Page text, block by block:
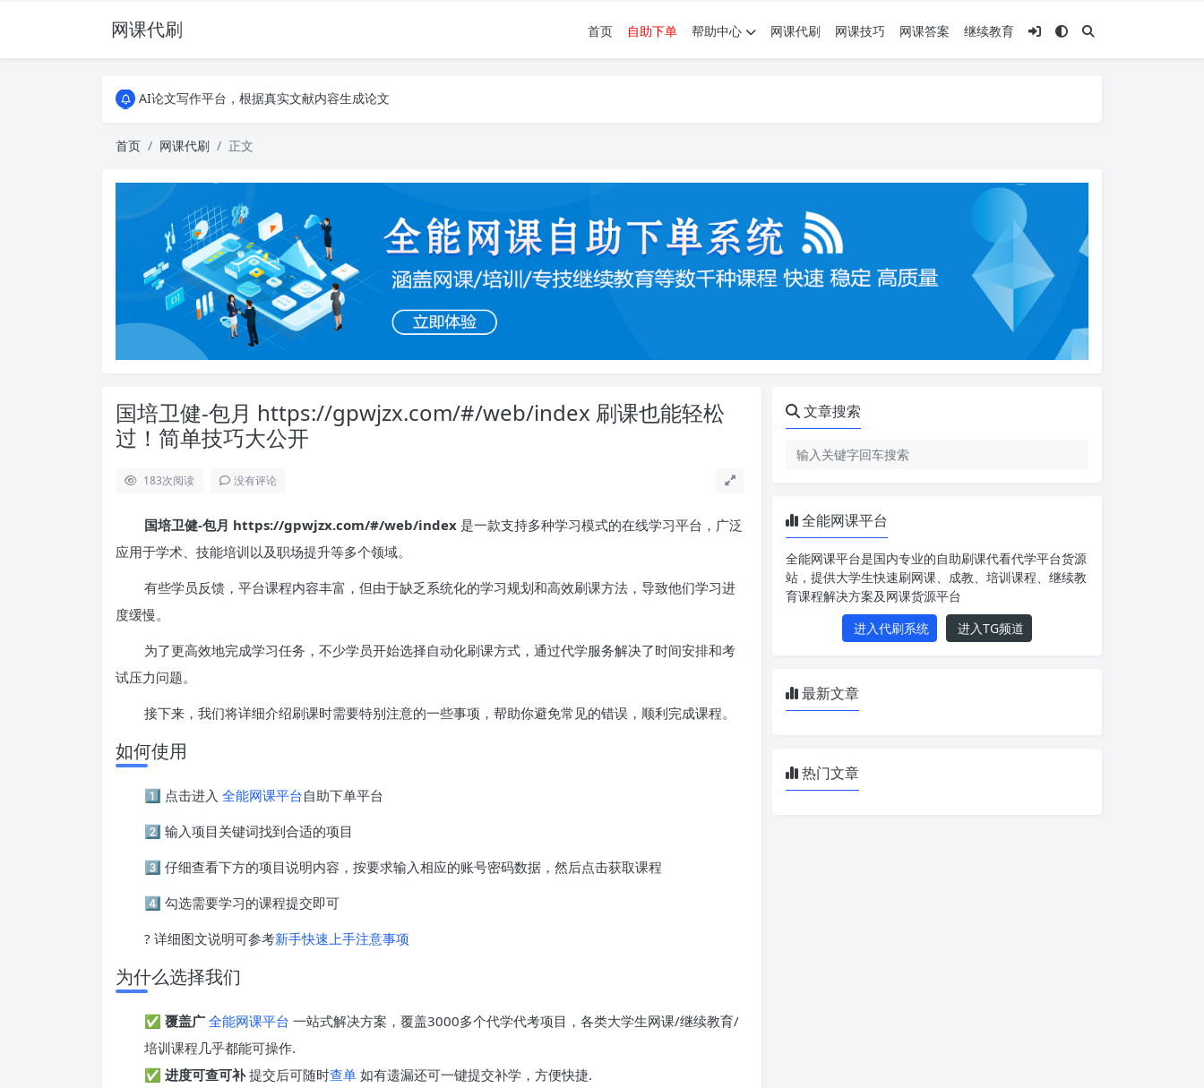
网课代刷 首页 自助下单 帮助中心 网课代刷 网课技巧 网课答案 继续教育
AI论文写作平台，根据真实文献内容生成论文
全能网课平台，大学生网课、成教、培训、继续教育。现已接入代刷代考项目3000+
全能网课平台，大学生网课、成教、培训、继续教育。现已接入代刷代考项目3000+
首页 网课代刷 正文
国培卫健-包月 https://gpwjzx.com/#/web/index 刷课也能轻松
过！简单技巧大公开
183次阅读 没有评论
国培卫健-包月 https://gpwjzx.com/#/web/index 是一款支持多种学习模式的在线学习平台，广泛
应用于学术、技能培训以及职场提升等多个领域。
有些学员反馈，平台课程内容丰富，但由于缺乏系统化的学习规划和高效刷课方法，导致他们学习进
度缓慢。
为了更高效地完成学习任务，不少学员开始选择自动化刷课方式，通过代学服务解决了时间安排和考
试压力问题。
接下来，我们将详细介绍刷课时需要特别注意的一些事项，帮助你避免常见的错误，顺利完成课程。
如何使用
1️⃣ 点击进入 全能网课平台自助下单平台
2️⃣ 输入项目关键词找到合适的项目
3️⃣ 仔细查看下方的项目说明内容，按要求输入相应的账号密码数据，然后点击获取课程
4️⃣ 勾选需要学习的课程提交即可
? 详细图文说明可参考新手快速上手注意事项
为什么选择我们
✅ 覆盖广 全能网课平台 一站式解决方案，覆盖3000多个代学代考项目，各类大学生网课/继续教育/
培训课程几乎都能可操作.
✅ 进度可查可补提交后可随时查单 如有遗漏还可一键提交补学，方便快捷.
文章搜索
全能网课平台
全能网课平台是国内专业的自助刷课代看代学平台货源
站，提供大学生快速刷网课、成教、培训课程、继续教
育课程解决方案及网课货源平台
进入代刷系统
进入TG频道
最新文章
热门文章